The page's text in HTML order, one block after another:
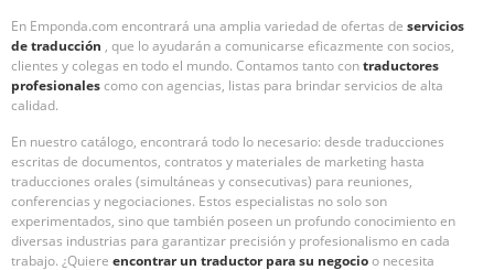
En Emponda.com encontrará una amplia variedad de ofertas de servicios
de traducción , que lo ayudarán a comunicarse eficazmente con socios,
clientes y colegas en todo el mundo. Contamos tanto contraductores
profesionalescomo con agencias, listas para brindar servicios de alta
calidad.
En nuestro catálogo, encontrará todo lo necesario: desde traducciones
escritas de documentos, contratos y materiales de marketing hasta
traducciones orales (simultáneas y consecutivas) para reuniones,
conferencias y negociaciones. Estos especialistas no solo son
experimentados, sino que también poseen un profundo conocimiento en
diversas industrias para garantizar precisión y profesionalismo en cada
trabajo. ¿Quiere encontrar un traductor para su negocioo necesita